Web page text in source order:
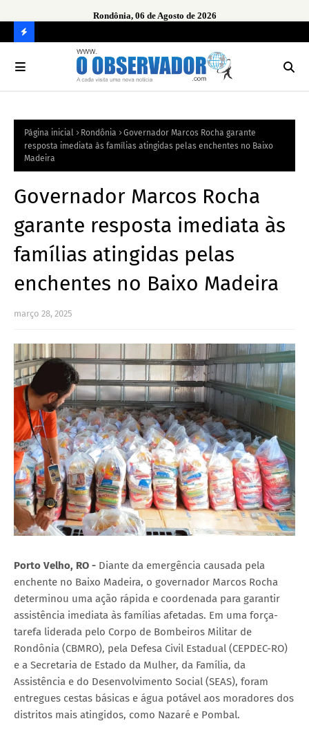
Rondônia, 06 de Agosto de 2026
O
R
A
Página inicial Rondônia
Governador Marcos Rocha garante
resposta imediata às famílias atingidas pelas enchentes no Baixo
Madeira
Governador Marcos Rocha
garante resposta imediata às
famílias atingidas pelas
enchentes no Baixo Madeira
março 28, 2025
Porto Velho, RO - Diante da emergência causada pela
enchente no Baixo Madeira, o governador Marcos Rocha
determinou uma ação rápida e coordenada para garantir
assistência imediata às famílias afetadas. Em uma força-
tarefa liderada pelo Corpo de Bombeiros Militar de
Rondônia (CBMRO), pela Defesa Civil Estadual (CEPDEC-RO)
e a Secretaria de Estado da Mulher, da Família, da
Assistência e do Desenvolvimento Social (SEAS), foram
entregues cestas básicas e água potável aos moradores dos
distritos mais atingidos, como Nazaré e Pombal.